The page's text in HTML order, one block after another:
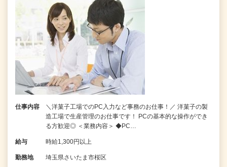
仕事内容
＼洋菓子工場でのPC入力など事務のお仕事！／ 洋菓子の製
造工場で生産管理のお仕事です！ PCの基本的な操作ができ
る方歓迎◎ ＜業務内容＞ ◆PC…
給与 時給1,300円以上
勤務地 埼玉県さいたま市桜区